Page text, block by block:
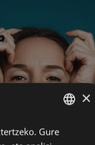
BASQUE
×
Gure